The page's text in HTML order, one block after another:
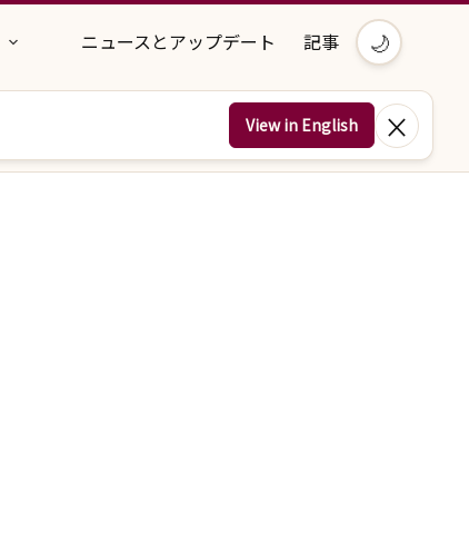
ニュースとアップデート 記事 🌙
View in English ×